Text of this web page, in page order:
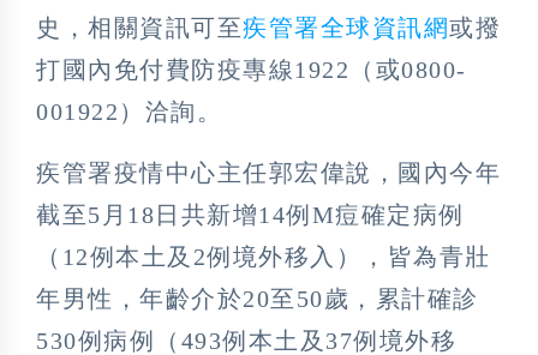
史，相關資訊可至疾管署全球資訊網或撥
打國內免付費防疫專線1922（或0800-
001922）洽詢。
疾管署疫情中心主任郭宏偉說，國內今年
截至5月18日共新增14例M痘確定病例
（12例本土及2例境外移入），皆為青壯
年男性，年齡介於20至50歲，累計確診
530例病例（493例本土及37例境外移